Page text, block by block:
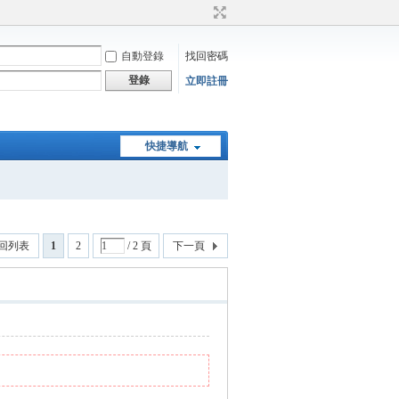
自動登錄
找回密碼
登錄
立即註冊
快捷導航
1 2 / 2 頁 下一頁
列表